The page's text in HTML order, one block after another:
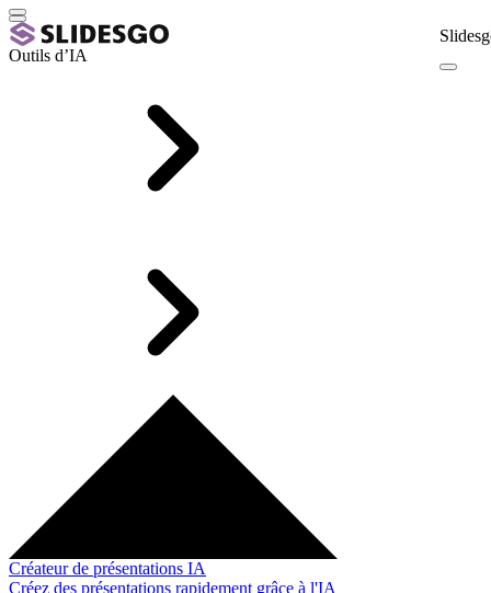
Outils d’IA
Créateur de présentations IA
Créez des présentations rapidement grâce à l'IA